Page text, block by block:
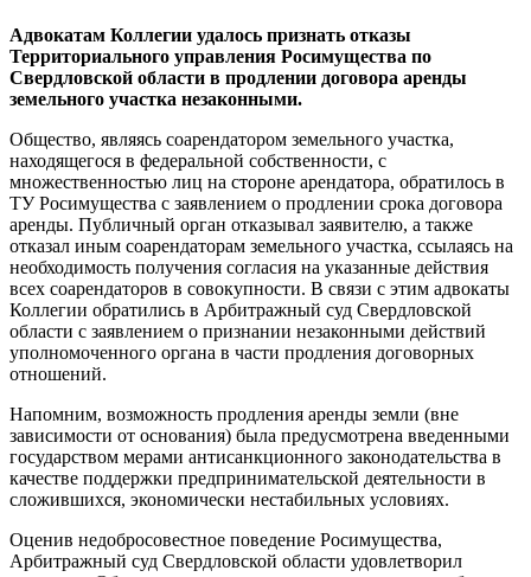
Адвокатам Коллегии удалось признать отказы
Территориального управления Росимущества по
Свердловской области в продлении договора аренды
земельного участка незаконными.
Общество, являясь соарендатором земельного участка,
находящегося в федеральной собственности, с
множественностью лиц на стороне арендатора, обратилось в
ТУ Росимущества с заявлением о продлении срока договора
аренды. Публичный орган отказывал заявителю, а также
отказал иным соарендаторам земельного участка, ссылаясь на
необходимость получения согласия на указанные действия
всех соарендаторов в совокупности. В связи с этим адвокаты
Коллегии обратились в Арбитражный суд Свердловской
области с заявлением о признании незаконными действий
уполномоченного органа в части продления договорных
отношений.
Напомним, возможность продления аренды земли (вне
зависимости от основания) была предусмотрена введенными
государством мерами антисанкционного законодательства в
качестве поддержки предпринимательской деятельности в
сложившихся, экономически нестабильных условиях.
Оценив недобросовестное поведение Росимущества,
Арбитражный суд Свердловской области удовлетворил